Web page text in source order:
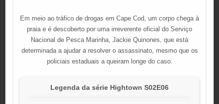
Em meio ao tráfico de drogas em Cape Cod, um corpo chega à
praia e é descoberto por uma irreverente oficial do Serviço
Nacional de Pesca Marinha, Jackie Quinones, que está
determinada a ajudar a resolver o assassinato, mesmo que os
policiais estaduais a queiram longe do caso.
Legenda da série Hightown S02E06